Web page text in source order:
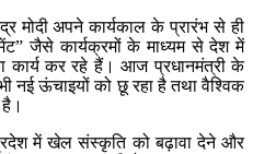
मोदी अपने कार्यकाल के प्रारंभ से ही
जैसे कार्यक्रमों के माध्यम से देश में
कार्य कर रहे हैं। आज प्रधानमंत्री के
नई ऊंचाइयों को छू रहा है तथा वैश्विक
प्रदेश में खेल संस्कृति को बढ़ावा देने और